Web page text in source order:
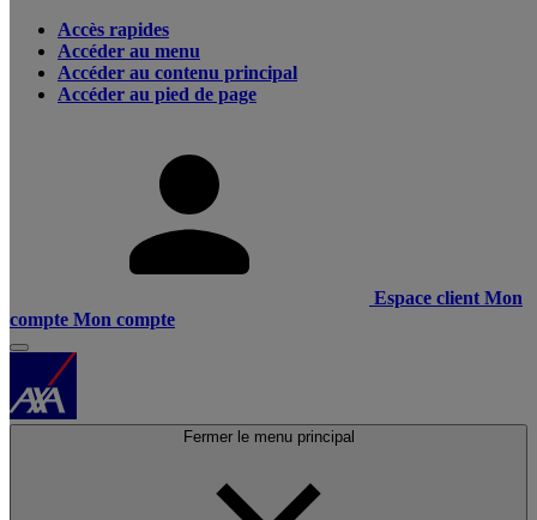
Accès rapides
Accéder au menu
Accéder au contenu principal
Accéder au pied de page
Espace client Mon
compte Mon compte
Fermer le menu principal